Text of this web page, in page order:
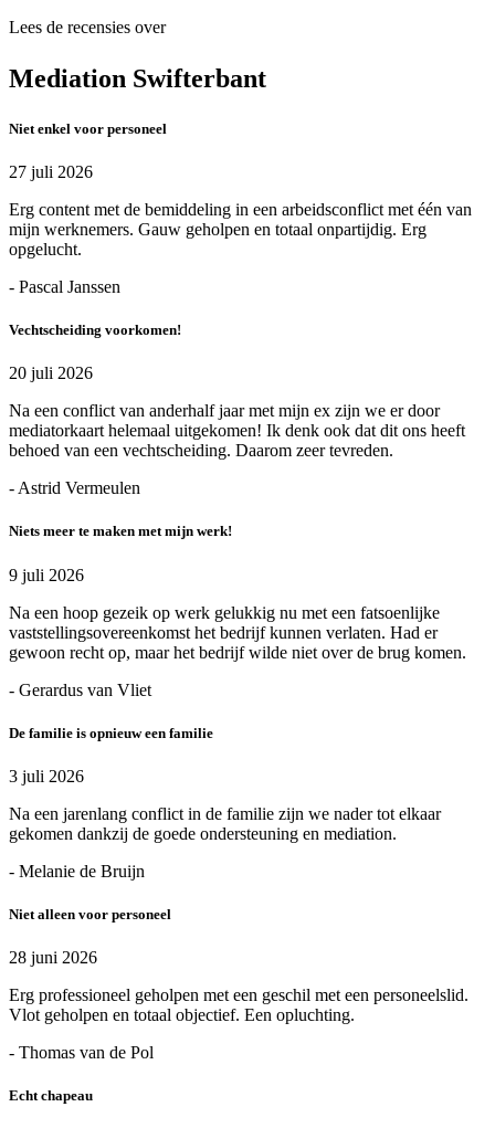
Lees de recensies over
Mediation Swifterbant
Niet enkel voor personeel
27 juli 2026
Erg content met de bemiddeling in een arbeidsconflict met één van
mijn werknemers. Gauw geholpen en totaal onpartijdig. Erg
opgelucht.
- Pascal Janssen
Vechtscheiding voorkomen!
20 juli 2026
Na een conflict van anderhalf jaar met mijn ex zijn we er door
mediatorkaart helemaal uitgekomen! Ik denk ook dat dit ons heeft
behoed van een vechtscheiding. Daarom zeer tevreden.
- Astrid Vermeulen
Niets meer te maken met mijn werk!
9 juli 2026
Na een hoop gezeik op werk gelukkig nu met een fatsoenlijke
vaststellingsovereenkomst het bedrijf kunnen verlaten. Had er
gewoon recht op, maar het bedrijf wilde niet over de brug komen.
- Gerardus van Vliet
De familie is opnieuw een familie
3 juli 2026
Na een jarenlang conflict in de familie zijn we nader tot elkaar
gekomen dankzij de goede ondersteuning en mediation.
- Melanie de Bruijn
Niet alleen voor personeel
28 juni 2026
Erg professioneel geholpen met een geschil met een personeelslid.
Vlot geholpen en totaal objectief. Een opluchting.
- Thomas van de Pol
Echt chapeau